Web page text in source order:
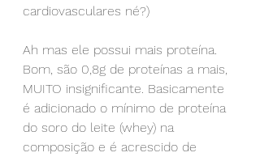
cardiovasculares né?)
Ah mas ele possui mais proteína.
Bom, são 0,8g de proteínas a mais,
MUITO insignificante. Basicamente
é adicionado o mínimo de proteína
do soro do leite (whey) na
composição e é acrescido de